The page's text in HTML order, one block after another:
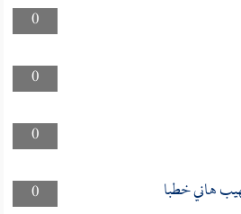
0
0
0
0
هاني خطبا